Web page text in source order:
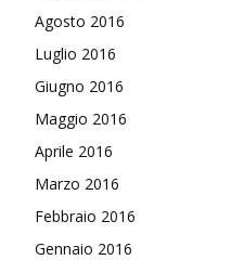
Agosto 2016
Luglio 2016
Giugno 2016
Maggio 2016
Aprile 2016
Marzo 2016
Febbraio 2016
Gennaio 2016